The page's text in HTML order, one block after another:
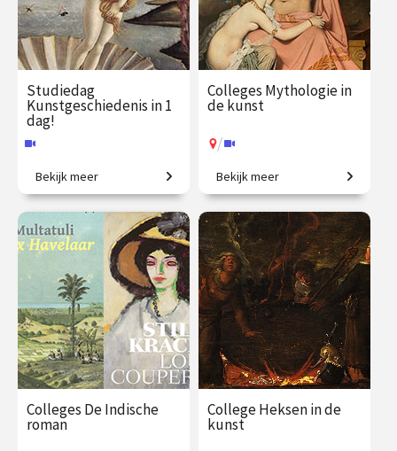
Studiedag
Kunstgeschiedenis in 1
dag!
Uitdagende expeditie van
Grieken tot moderne kunst.
€ 65.00
vanaf 13
aug.
Online
Bekijk meer
Colleges Mythologie in
de kunst
/
Griekse en Romeinse goden
bewijzen hun
onsterfelijkheid.
€ 345.00
vanaf 22
sep.
/ Op locatie of online
Bekijk meer
Colleges De Indische
roman
College Heksen in de
kunst